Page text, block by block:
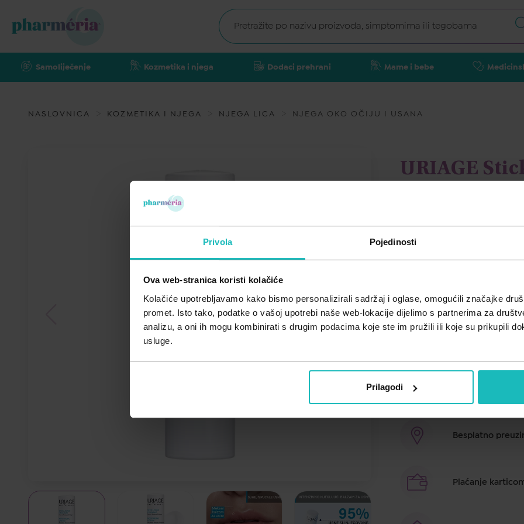
Privola Pojedinosti
Ova web-stranica koristi kolačiće
Kolačiće upotrebljavamo kako bismo personalizirali sadržaj i oglase, omogućili značajke
promet. Isto tako, podatke o vašoj upotrebi naše web-lokacije dijelimo s partnerima za
analizu, a oni ih mogu kombinirati s drugim podacima koje ste im pružili ili koje su prikupili
usluge.
Prilagodi
Samoliječenje Kozmetika i njega Dodaci prehrani Mame i bebe
NASLOVNICA KOZMETIKA I NJEGA NJEGA LICA NJEGA OKO OČIJU I USANA
URIAGE
8,66
Praktičan stik namijenjen suhim,
vanjskim čimbenicima. Sadrži
boražine koji pridonose
Proizvod je sastavljen od
Brza dostava u
Besplatno
Plaćanje